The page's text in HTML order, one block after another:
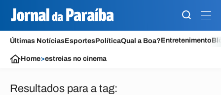
Últimas NotíciasEsportesPolíticaQual a Boa?Entretenimento
Home>estreias no cinema
Resultados para a tag: